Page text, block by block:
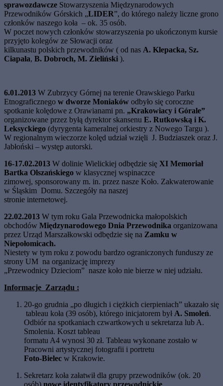
sprawozdawcze Stowarzyszenia Międzynarodowych
Przewodników Górskich „LIDER”, do którego należy liczne grono
członków naszego koła – ok. 35 osób.
W poczet nowych członków stowarzyszenia po ukończonym kursie
przyjęto kolegów ze Słowacji oraz
kilkunastu polskich przewodników ( od nas A. Klepacka, Sz.
Ciapała, B. Dobroch, M. Zieliński ).
6.01.2013 W Zubrzycy Górnej na terenie Orawskiego Parku
Etnograficznego w dworze Moniaków odbyło się coroczne
spotkanie kolędowe z Orawianami pn. „Krakowiacy i Górale”
organizowane przez byłą dyrektor skansenu E. Rutkowską i K.
Leksyckiego (dyrygenta kameralnej orkiestry z Nowego Targu ).
W regionalnym wieczorze kolęd udział wzięli J. Budziaszek oraz J.
Jabłoński – występ autorski.
16-17.02.2013 W dolinie Wielickiej odbędzie się XI Memoriał
Bartka Olszańskiego w klasycznej wspinaczce
zimowej, sponsorowany m. in. przez nasze Koło. Zakwaterowanie
w Śląskim Domu. Szczegóły na naszej
stronie internetowej.
22.02.2013 W tym roku Gala Przewodnicka małopolskich
obchodów Międzynarodowego Dnia Przewodnika organizowana
przez Urząd Marszałkowski odbędzie się na Zamku w
Niepołomicach.
Niestety w tym roku z powodu bardzo ograniczonych funduszy ze
strony UM na organizację imprezy
„Przewodnicy Dzieciom” nasze koło nie bierze w niej udziału.
Informacje Zarządu :
20-go grudnia „po długich i ciężkich cierpieniach” ukazało się
tableau koła (39 osób), którego inicjatorem był A. Smoleń.
Odbiór na spotkaniach czwartkowych u sekretarza lub A.
Smolenia. Koszt tableau
formatu A4 wynosi 30 zł. Tableau wykonane zostało w
Pracowni artystycznej fotografii i portretu
Foto-Bielec w Krakowie.
Sekretarz koła załatwił dla grupy przewodników (ok. 20